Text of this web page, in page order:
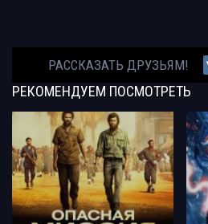
РАССКАЗАТЬ ДРУЗЬЯМ!
РЕКОМЕНДУЕМ ПОСМОТРЕТЬ